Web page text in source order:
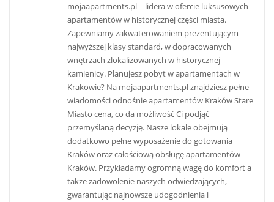
mojaapartments.pl – lidera w ofercie luksusowych
apartamentów w historycznej części miasta.
Zapewniamy zakwaterowaniem prezentującym
najwyższej klasy standard, w dopracowanych
wnętrzach zlokalizowanych w historycznej
kamienicy. Planujesz pobyt w apartamentach w
Krakowie? Na mojaapartments.pl znajdziesz pełne
wiadomości odnośnie apartamentów Kraków Stare
Miasto cena, co da możliwość Ci podjąć
przemyślaną decyzję. Nasze lokale obejmują
dodatkowo pełne wyposażenie do gotowania
Kraków oraz całościową obsługę apartamentów
Kraków. Przykładamy ogromną wagę do komfort a
także zadowolenie naszych odwiedzających,
gwarantując najnowsze udogodnienia i